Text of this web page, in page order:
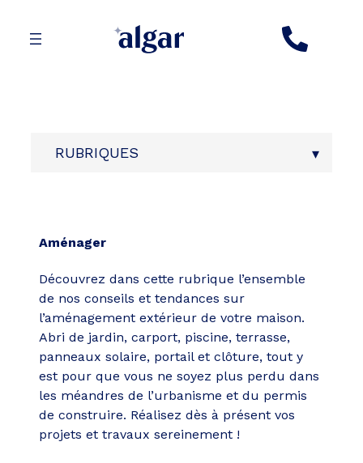
RUBRIQUES
Aménager
Découvrez dans cette rubrique l’ensemble
de nos conseils et tendances sur
l’aménagement extérieur de votre maison.
Abri de jardin, carport, piscine, terrasse,
panneaux solaire, portail et clôture, tout y
est pour que vous ne soyez plus perdu dans
les méandres de l’urbanisme et du permis
de construire. Réalisez dès à présent vos
projets et travaux sereinement !